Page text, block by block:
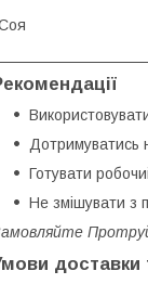
Дотримуватись
Готувати
Не змішувати з
доставки